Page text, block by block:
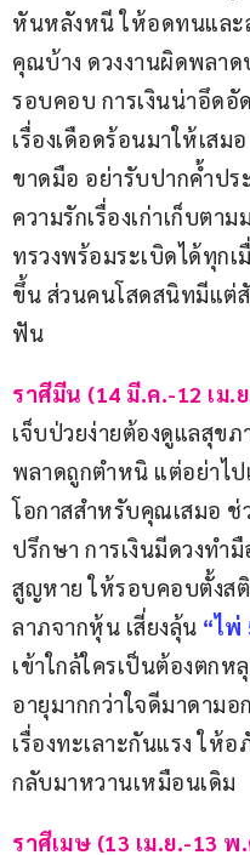
หันหลังหนี ให้อดทนและ
คุณบ้าง ดวงงานผิดพลา
รอบคอบ การเงินน่าอึด
เรื่องเดือดร้อนมาให้เส
ขาดมือ อย่ารับปากค้ำปร
ความรักเรื่องเก่าเก็บตา
ทรวงพร้อมระเบิดได้ทุก
ขึ้น ส่วนคนโสดสนิทมีแต่
ฟัน
ราศีมีน (14 มี.ค.-12 เม.
เจ็บป่วยง่ายต้องดูแลสุข
พลาดถูกตำหนิ แต่อย่าไ
โอกาสสำหรับคุณเสมอ ช่
ปรึกษา การเงินมีดวงทำ
สูญหาย ให้รอบคอบตั้งสติ
ลาภจากหุ้น เสี่ยงลุ้น “ไพ่
เข้าใกล้ใครเป็นต้องตก
อายุมากกว่าใจดีมาดาม
เรื่องทะเลาะกันแรง ให้
กลับมาหวานเหมือนเดิม
ราศีเมษ (13 เม.ย.-13 พ